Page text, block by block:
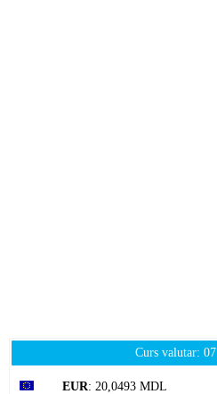
Curs valutar:
EUR: 20,0493 MDL